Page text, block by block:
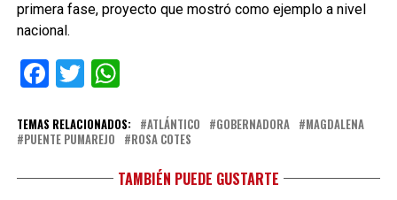
primera fase, proyecto que mostró como ejemplo a nivel
nacional.
Facebook
TwitterWhatsApp
TEMAS RELACIONADOS: ATLÁNTICO GOBERNADORA
MAGDALENA
PUENTE PUMAREJO
ROSA COTES
TAMBIÉN PUEDE GUSTARTE